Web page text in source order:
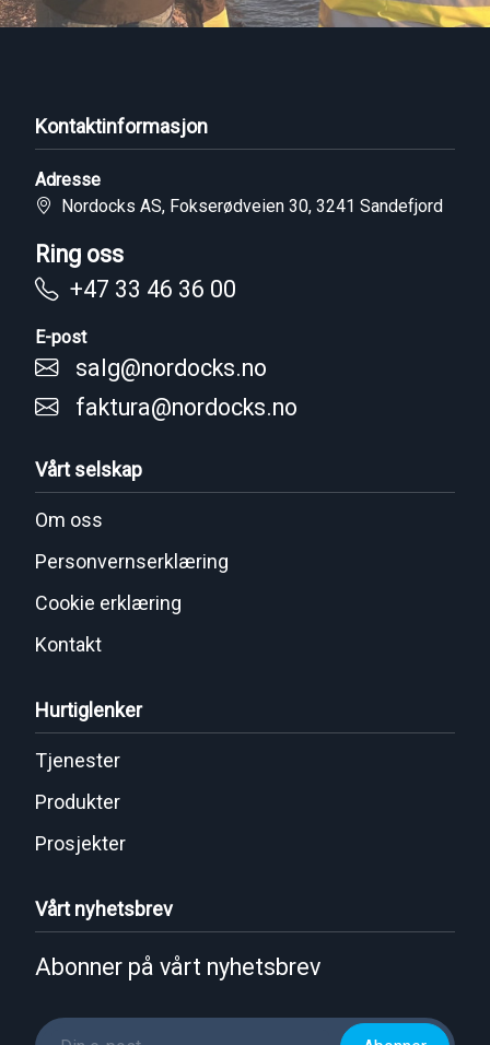
Kontaktinformasjon
Adresse
Nordocks AS, Fokserødveien 30, 3241 Sandefjord
Ring oss
+47 33 46 36 00
E-post
salg@nordocks.no
faktura@nordocks.no
Vårt selskap
Om oss
Personvernserklæring
Cookie erklæring
Kontakt
Hurtiglenker
Tjenester
Produkter
Prosjekter
Vårt nyhetsbrev
Abonner på vårt nyhetsbrev